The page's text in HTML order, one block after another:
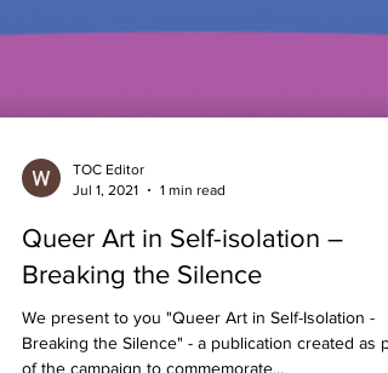
TOC Editor
Jul 1, 2021
1 min read
Queer Art in Self-isolation –
Breaking the Silence